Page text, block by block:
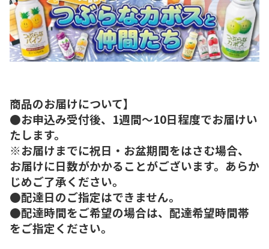
商品のお届けについて】
●お申込み受付後、1週間～10日程度でお届けい
たします。
※お届けまでに祝日・お盆期間をはさむ場合、
お届けに日数がかかることがございます。あらか
じめご了承ください。
●配達日のご指定はできません。
●配達時間をご希望の場合は、配達希望時間帯
をご指定ください。